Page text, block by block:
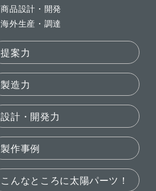
商品設計・開発
海外生産・調達
提案力
製造力
設計・開発力
製作事例
こんなところに太陽パーツ！